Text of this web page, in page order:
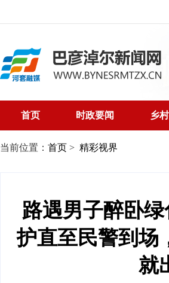
首页 时政要闻 乡
当前位置： 首页 > 精彩视界
路遇男子醉卧
护直至民警到场
就